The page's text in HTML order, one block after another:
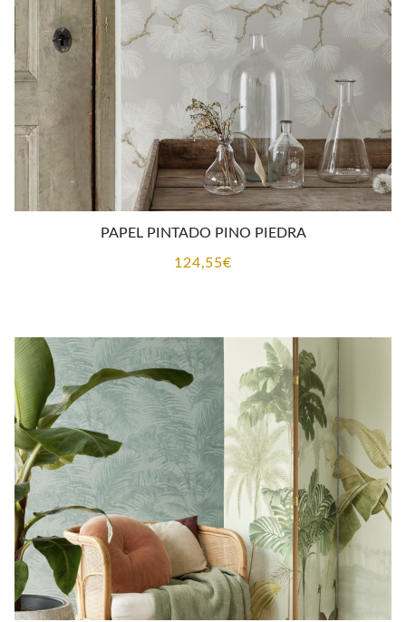
PAPEL PINTADO PINO PIEDRA
124,55€